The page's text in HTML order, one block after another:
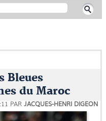
Bleues
du Maroc
PAR JACQUES-HENRI DIGEON